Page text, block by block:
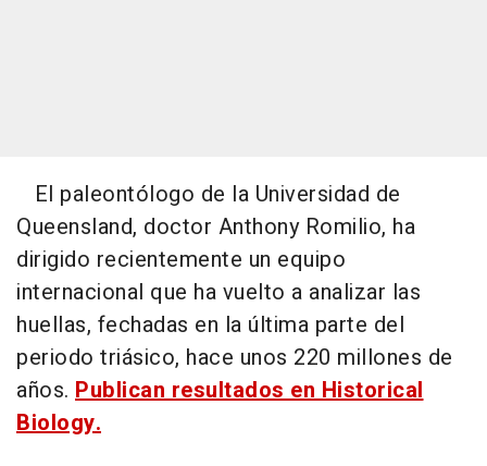
El paleontólogo de la Universidad de
Queensland, doctor Anthony Romilio, ha
dirigido recientemente un equipo
internacional que ha vuelto a analizar las
huellas, fechadas en la última parte del
periodo triásico, hace unos 220 millones de
años. Publican resultados en Historical
Biology.